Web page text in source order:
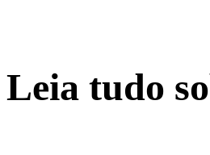
Leia tudo